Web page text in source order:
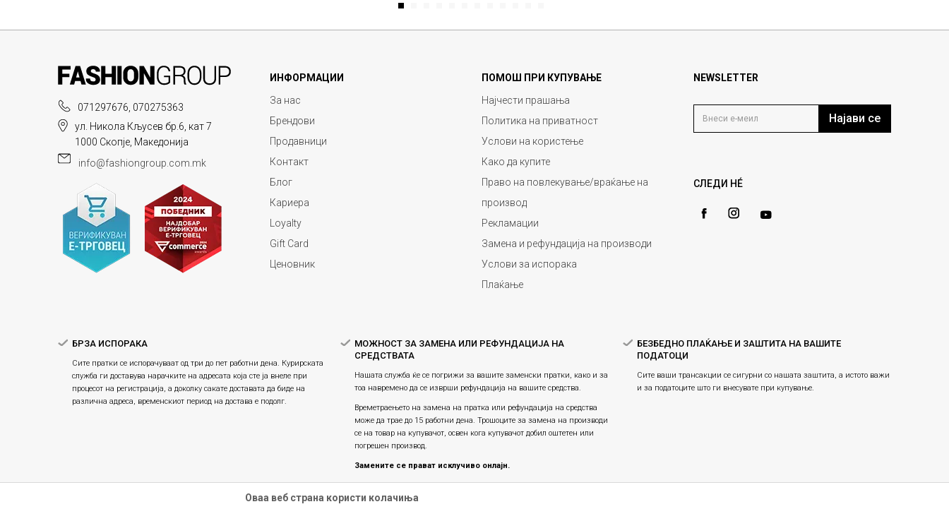
1
071297676, 070275363
ул. Никола Кљусев бр.6, кат 7
1000 Скопје, Македонија
info@fashiongroup.com.mk
ИНФОРМАЦИИ
За нас
Брендови
Продавници
Контакт
Блог
Кариера
Loyalty
Gift Card
Ценовник
ПОМОШ ПРИ КУПУВАЊЕ
Најчести прашања
Политика на приватност
Услови на користење
Како да купите
Право на повлекување/враќање на
производ
Рекламации
Замена и рефундација на производи
Услови за испорака
Плаќање
NEWSLETTER
Најави се
СЛЕДИ НÉ
БРЗА ИСПОРАКА
Сите пратки се испорачуваат од три до пет работни дена. Курирската
служба ги доставува нарачките на адресата која сте ја внеле при
процесот на регистрација, а доколку сакате доставата да биде на
различна адреса, временскиот период на достава е подолг.
МОЖНОСТ ЗА ЗАМЕНА ИЛИ РЕФУНДАЦИЈА НА
СРЕДСТВАТА
Нашата служба ќе се погрижи за вашите заменски пратки, како и за
тоа навремено да се изврши рефундација на вашите средства.
Времетраењето на замена на пратка или рефундацијa на средства
може да трае до 15 работни дена. Трошоците за замена на производи
се на товар на купувачот, освен кога купувачот добил оштетен или
погрешен производ.
Замените се прават исклучиво онлајн.
Праксата на замена на производите продолжува, истите се
заменуваат единствено онлајн и не е можна физичка замена во
БЕЗБЕДНО ПЛАЌАЊЕ И ЗАШТИТА НА ВАШИТЕ
ПОДАТОЦИ
Сите ваши трансакции се сигурни со нашата заштита, а истото важи
и за податоците што ги внесувате при купување.
Оваа веб страна користи колачиња